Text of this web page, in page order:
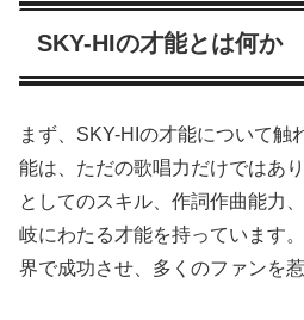
SKY-HIの才能とは何か
まず、SKY-HIの才能について触
能は、ただの歌唱力だけではあ
としてのスキル、作詞作曲能力
岐にわたる才能を持っています
界で成功させ、多くのファンを